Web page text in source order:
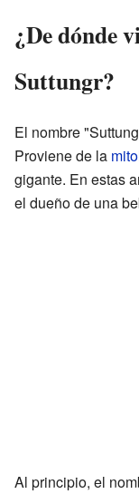
¿De dónde
Suttungr?
El nombre
Proviene de la
gigante. En estas
el dueño de una
Al principio, el